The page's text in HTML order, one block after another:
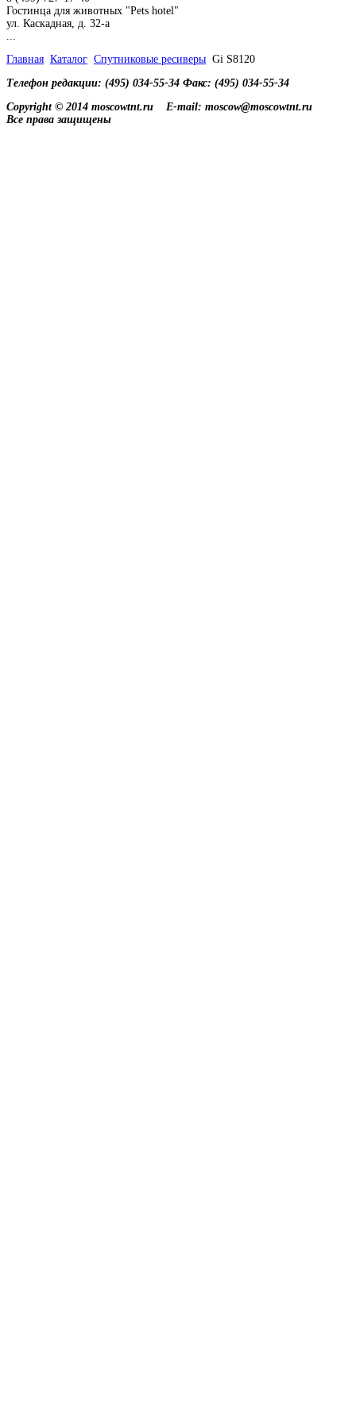
Гостинца для животных "Рets hotel"
ул. Каскадная, д. 32-а
Главная Каталог Спутниковые ресиверы Gi S8120
Телефон редакции: (495) 034-55-34 Факс: (495) 034-55-34
Copyright © 2014 moscowtnt.ru
E-mail: moscow@moscowtnt.ru
Все права защищены